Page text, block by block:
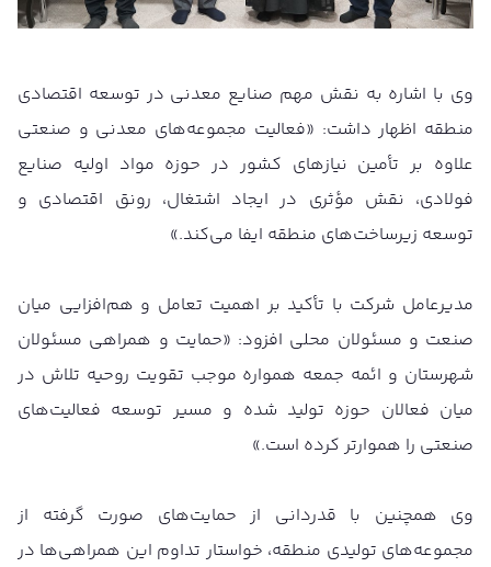
وی با اشاره به نقش مهم صنایع معدنی در توسعه اقتصادی
منطقه اظهار داشت: «فعالیت مجموعه‌های معدنی و صنعتی
علاوه بر تأمین نیازهای کشور در حوزه مواد اولیه صنایع
فولادی، نقش مؤثری در ایجاد اشتغال، رونق اقتصادی و
توسعه زیرساخت‌های منطقه ایفا می‌کند.»
مدیرعامل شرکت با تأکید بر اهمیت تعامل و هم‌افزایی میان
صنعت و مسئولان محلی افزود: «حمایت و همراهی مسئولان
شهرستان و ائمه جمعه همواره موجب تقویت روحیه تلاش در
میان فعالان حوزه تولید شده و مسیر توسعه فعالیت‌های
صنعتی را هموارتر کرده است.»
وی همچنین با قدردانی از حمایت‌های صورت گرفته از
مجموعه‌های تولیدی منطقه، خواستار تداوم این همراهی‌ها در